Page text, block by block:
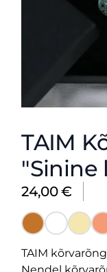
TAIM
"Sinine
24,00€
TAIM